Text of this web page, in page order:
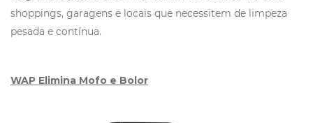
shoppings, garagens e locais que necessitem de limpeza
pesada e contínua.
WAP Elimina Mofo e Bolor